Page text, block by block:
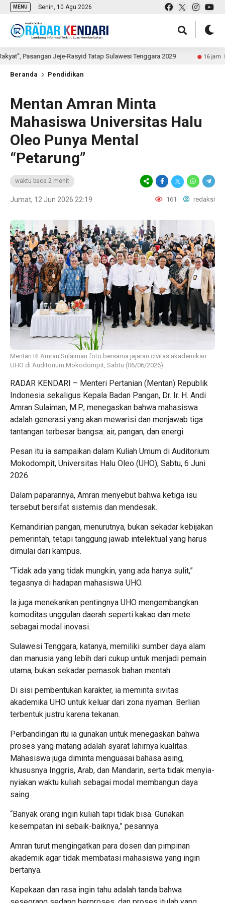
MENU Senin, 10 Agu 2026
Jeje-Rasyid Tatap Sulawesi Tenggara 2029 16 jam lalu
Beranda Pendidikan
Mentan Amran Minta
Mahasiswa Universitas Halu
Oleo Punya Mental
“Petarung”
waktu baca 2 menit
Jumat, 12 Jun 2026 22:19 161 redaksi
Mentan RI Amran Sulaiman foto bersama jajaran civitas akademikan
UHO di Auditorium Mokodompit, Sabtu (06/06/2026).
RADAR KENDARI – Menteri Pertanian (Mentan) Republik
Indonesia sekaligus Kepala Badan Pangan, Dr. Ir. H. Andi
Amran Sulaiman, M.P., menegaskan bahwa mahasiswa
adalah generasi yang akan mewarisi dan menjawab tiga
tantangan terbesar bangsa: air, pangan, dan energi.
Pesan itu ia sampaikan dalam Kuliah Umum di Auditorium
Mokodompit, Universitas Halu Oleo (UHO), Sabtu, 6 Juni
2026.
Dalam paparannya, Amran menyebut bahwa ketiga isu
tersebut bersifat sistemis dan mendesak.
Kemandirian pangan, menurutnya, bukan sekadar kebijakan
pemerintah, tetapi tanggung jawab intelektual yang harus
dimulai dari kampus.
“Tidak ada yang tidak mungkin, yang ada hanya sulit,”
tegasnya di hadapan mahasiswa UHO.
Ia juga menekankan pentingnya UHO mengembangkan
komoditas unggulan daerah seperti kakao dan mete
sebagai modal inovasi.
Sulawesi Tenggara, katanya, memiliki sumber daya alam
dan manusia yang lebih dari cukup untuk menjadi pemain
utama, bukan sekadar pemasok bahan mentah.
Di sisi pembentukan karakter, ia meminta sivitas
akademika UHO untuk keluar dari zona nyaman. Berlian
terbentuk justru karena tekanan.
Perbandingan itu ia gunakan untuk menegaskan bahwa
proses yang matang adalah syarat lahirnya kualitas.
Mahasiswa juga diminta menguasai bahasa asing,
khususnya Inggris, Arab, dan Mandarin, serta tidak menyia-
nyiakan waktu kuliah sebagai modal membangun daya
saing.
“Banyak orang ingin kuliah tapi tidak bisa. Gunakan
kesempatan ini sebaik-baiknya,” pesannya.
Amran turut mengingatkan para dosen dan pimpinan
akademik agar tidak membatasi mahasiswa yang ingin
bertanya.
Kepekaan dan rasa ingin tahu adalah tanda bahwa